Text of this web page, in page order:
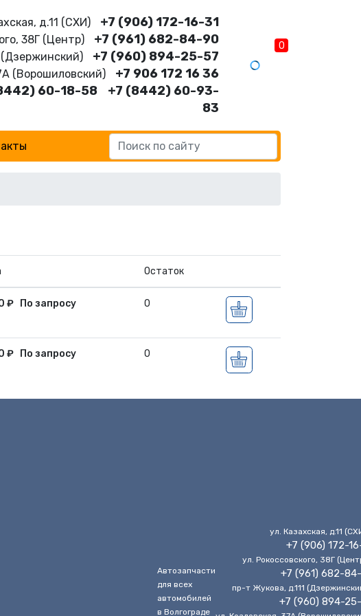
д.11 (CХИ) +7 (906) 172-16-31
38Г (Центр) +7 (961) 682-84-90
(Дзержинский) +7 (960) 894-25-57
(Ворошиловский) +7 906 172 16 36
60-18-58
+7 (8442) 60-93-
83
0
Остаток
₽ По запросу 0
₽ По запросу 0
Автозапчасти
для всех
автомобилей
в Волгограде
ул. Казахская, д.11
+7 (906) 172-
ул. Рокоссовского, 38Г
+7 (961) 682-
пр-т Жукова, д.111
+7 (960) 894-